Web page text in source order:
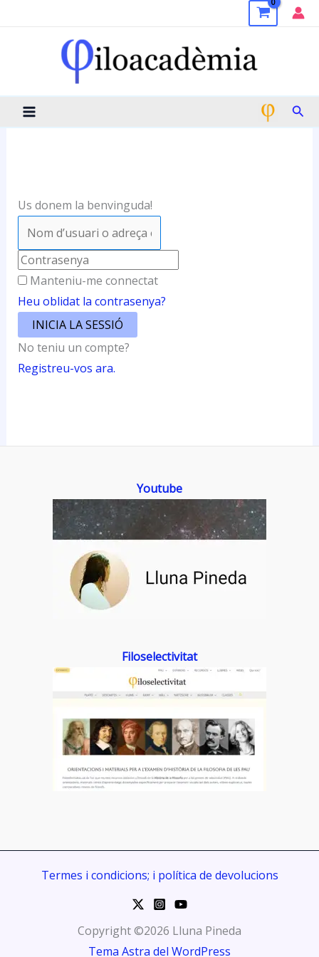
Us donem la benvinguda!
Manteniu-me connectat
Heu oblidat la contrasenya?
INICIA LA SESSIÓ
No teniu un compte?
Registreu-vos ara.
Youtube
Filoselectivitat
Termes i condicions; i política de devolucions
Copyright ©2026 Lluna Pineda
Tema Astra del WordPress